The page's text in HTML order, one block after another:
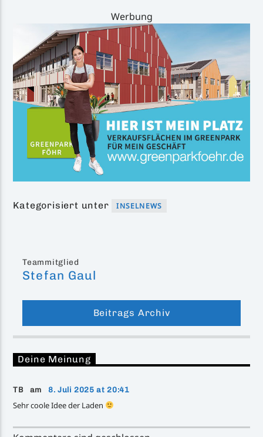
Werbung
Kategorisiert unter INSELNEWS
Teammitglied
Stefan Gaul
Beitrags Archiv
Deine Meinung
TB am 8. Juli 2025 at 20:41
Sehr coole Idee der Laden